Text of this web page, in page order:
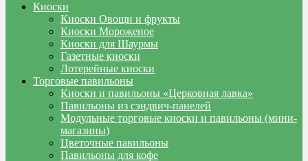
Киоски
Киоски Овощи и фрукты
Киоски Мороженое
Киоски для Шаурмы
Газетные киоски
Лотерейные киоски
Торговые павильоны
Киоски и павильоны «Церковная лавка»
Павильоны из сэндвич-панелей
Модульные торговые киоски и павильоны (мини-
магазины)
Цветочные павильоны
Павильоны для кофе